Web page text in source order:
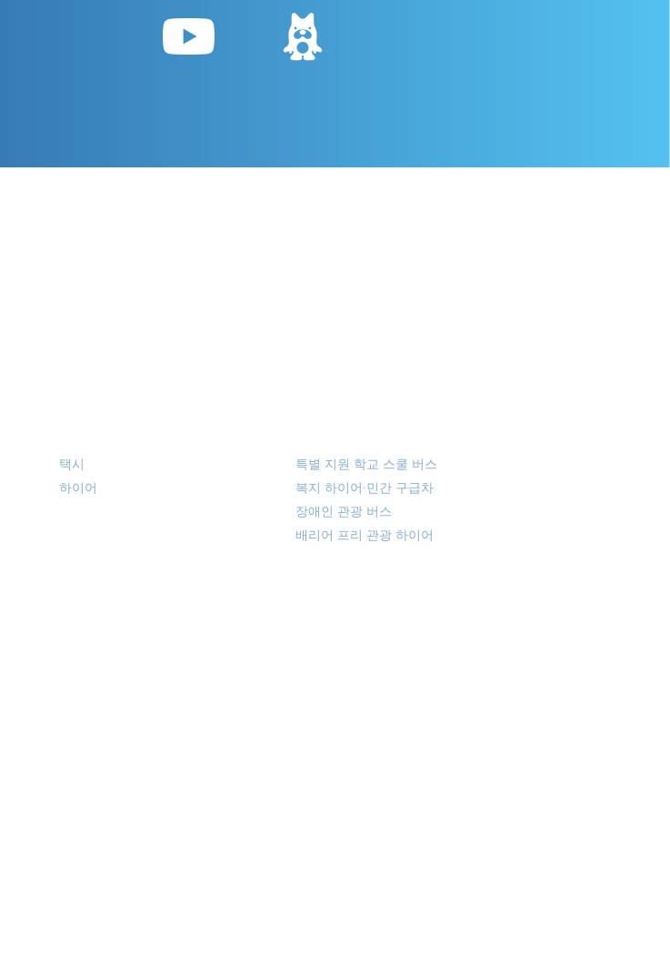
택시
​하이어
특별 지원 학교 스쿨 버스
복지 하이어·민간 구급차
장애인 관광 버스
​배리어 프리 관광 하이어